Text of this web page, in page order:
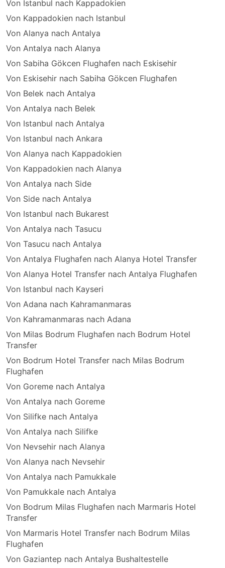
Von Istanbul nach Kappadokien
Von Kappadokien nach Istanbul
Von Alanya nach Antalya
Von Antalya nach Alanya
Von Sabiha Gökcen Flughafen nach Eskisehir
Von Eskisehir nach Sabiha Gökcen Flughafen
Von Belek nach Antalya
Von Antalya nach Belek
Von Istanbul nach Antalya
Von Istanbul nach Ankara
Von Alanya nach Kappadokien
Von Kappadokien nach Alanya
Von Antalya nach Side
Von Side nach Antalya
Von Istanbul nach Bukarest
Von Antalya nach Tasucu
Von Tasucu nach Antalya
Von Antalya Flughafen nach Alanya Hotel Transfer
Von Alanya Hotel Transfer nach Antalya Flughafen
Von Istanbul nach Kayseri
Von Adana nach Kahramanmaras
Von Kahramanmaras nach Adana
Von Milas Bodrum Flughafen nach Bodrum Hotel
Transfer
Von Bodrum Hotel Transfer nach Milas Bodrum
Flughafen
Von Goreme nach Antalya
Von Antalya nach Goreme
Von Silifke nach Antalya
Von Antalya nach Silifke
Von Nevsehir nach Alanya
Von Alanya nach Nevsehir
Von Antalya nach Pamukkale
Von Pamukkale nach Antalya
Von Bodrum Milas Flughafen nach Marmaris Hotel
Transfer
Von Marmaris Hotel Transfer nach Bodrum Milas
Flughafen
Von Gaziantep nach Antalya Bushaltestelle